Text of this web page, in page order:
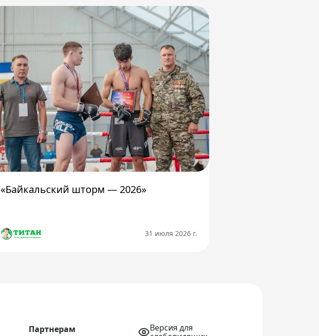
«Байкальский шторм — 2026»
31 июля 2026 г.
Партнерам
Версия для